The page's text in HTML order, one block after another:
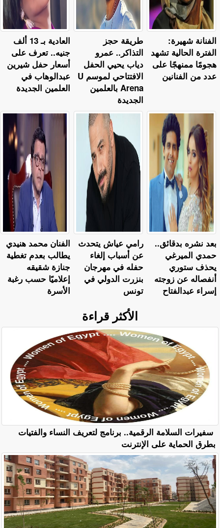
العادية بـ 13 ألف
جنيه.. تعرف على
أسعار حفل شيرين
عبدالوهاب في
العلمين الجديدة
طريقة حجز
التذاكر.. عمرو
دياب يحيي الحفل
الافتتاحي لموسم U
Arena بالعلمين
الجديدة
الفنانة شهيرة:
الفترة الحالية تشهد
هجومًا ممنهجًا على
عدد من الفنانين
الفنان محمد هنيدي
يطالب بعدم تغطية
جنازة شقيقه
إعلاميًا حسب رغبة
الأسرة
رامي عياش يتحدث
عن أسباب إلغاء
حفله في مهرجان
بنزرت الدولي في
تونس
بعد نشره بدقائق..
حمدي الميرغي
يحذف ستوري
أنفصاله عن زوجته
إسراء عبدالفتاح
الأكثر قراءة
سفيرات السلامة الرقمية.. برنامج لتعريف النساء والفتيات
بطرق الحماية على الإنترنت